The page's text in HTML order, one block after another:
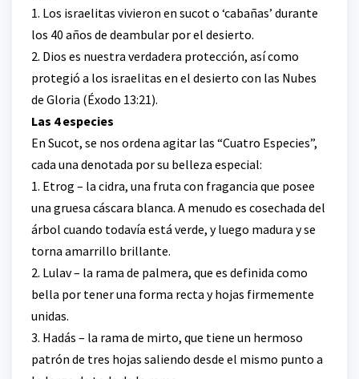
1. Los israelitas vivieron en sucot o ‘cabañas’ durante
los 40 años de deambular por el desierto.
2. Dios es nuestra verdadera protección, así como
protegió a los israelitas en el desierto con las Nubes
de Gloria (Éxodo 13:21).
Las 4 especies
En Sucot, se nos ordena agitar las “Cuatro Especies”,
cada una denotada por su belleza especial:
1. Etrog – la cidra, una fruta con fragancia que posee
una gruesa cáscara blanca. A menudo es cosechada del
árbol cuando todavía está verde, y luego madura y se
torna amarrillo brillante.
2. Lulav – la rama de palmera, que es definida como
bella por tener una forma recta y hojas firmemente
unidas.
3. Hadás – la rama de mirto, que tiene un hermoso
patrón de tres hojas saliendo desde el mismo punto a